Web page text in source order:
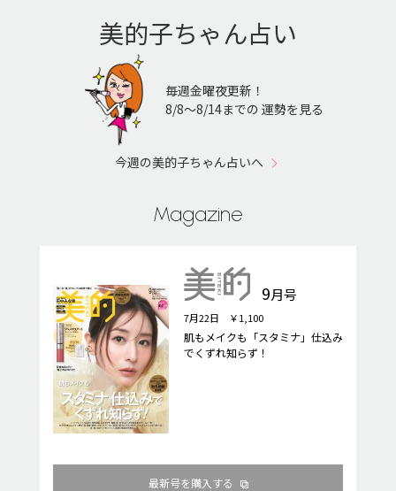
美的子ちゃん占い
毎週金曜夜更新！
8/8〜8/14までの 運勢を見る
今週の美的子ちゃん占いへ
Magazine
9月号
7月22日 ￥1,100
肌もメイクも「スタミナ」仕込み
でくずれ知らず！
最新号を購入する